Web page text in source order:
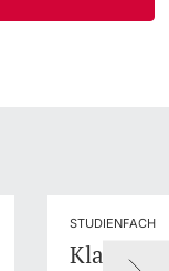
STUDIENFACH